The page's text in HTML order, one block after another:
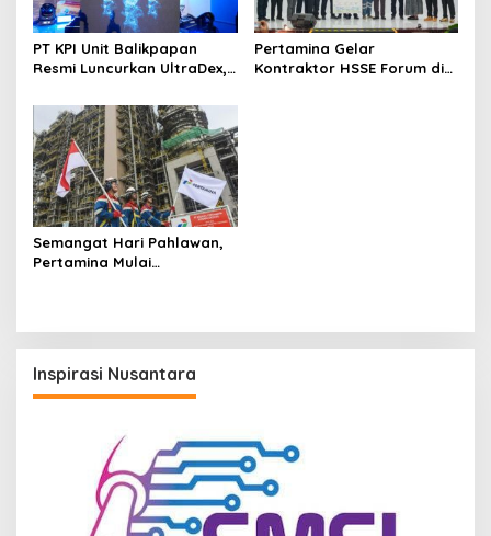
PT KPI Unit Balikpapan
Resmi Luncurkan UltraDex,
Bersih Berstandar Euro V
Pertamina Gelar
Kontraktor HSSE Forum di
Semangat Hari Pahlawan,
Pertamina Mulai
Inspirasi Nusantara